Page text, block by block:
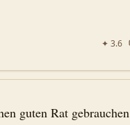
✦ 3.6
guten Rat gebrauchen